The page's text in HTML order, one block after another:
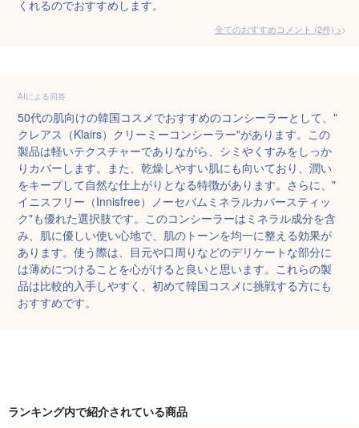
くれるのでおすすめします。
全てのおすすめコメント (2件) >
AIによる回答
50代の肌向けの韓国コスメでおすすめのコンシーラーとして、"
クレアス（Klairs）クリーミーコンシーラー"があります。この
製品は軽いテクスチャーでありながら、シミやくすみをしっか
りカバーします。また、乾燥しやすい肌にも向いており、潤い
をキープして自然な仕上がりとなる特徴があります。さらに、"
イニスフリー（Innisfree）ノーセバムミネラルカバースティッ
ク"も優れた選択肢です。このコンシーラーはミネラル成分を含
み、肌に優しい使い心地で、肌のトーンを均一に整える効果が
あります。使う際は、目元や口周りなどのデリケートな部分に
は薄めにつけることを心がけると良いと思います。これらの製
品は比較的入手しやすく、初めて韓国コスメに挑戦する方にも
おすすめです。
ランキング内で紹介されている商品